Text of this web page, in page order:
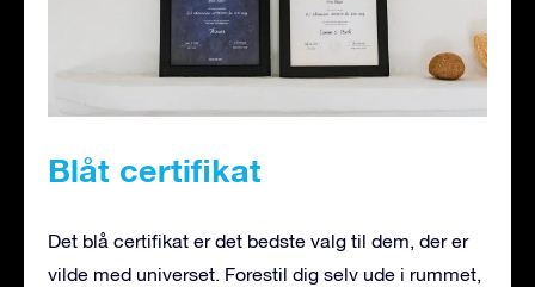
Blåt certifikat
Det blå certifikat er det bedste valg til dem, der er
vilde med universet. Forestil dig selv ude i rummet,